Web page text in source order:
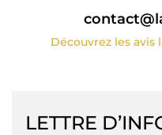
Découvrez les avis
LETTRE